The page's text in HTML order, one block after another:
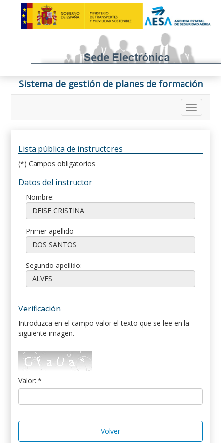
Sistema de gestión de planes de formación
Lista pública de instructores
(*) Campos obligatorios
Datos del instructor
Nombre:
Primer apellido:
Segundo apellido:
Verificación
Introduzca en el campo valor el texto que se lee en la
siguiente imagen.
Valor: *
Volver